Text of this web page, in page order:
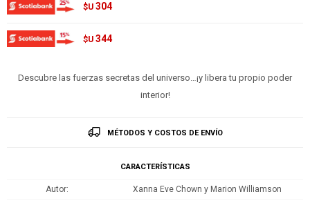
$U 304
$U 344
Descubre las fuerzas secretas del universo…¡y libera tu propio poder
interior!
MÉTODOS Y COSTOS DE ENVÍO
CARACTERÍSTICAS
Autor Xanna Eve Chown y Marion Williamson